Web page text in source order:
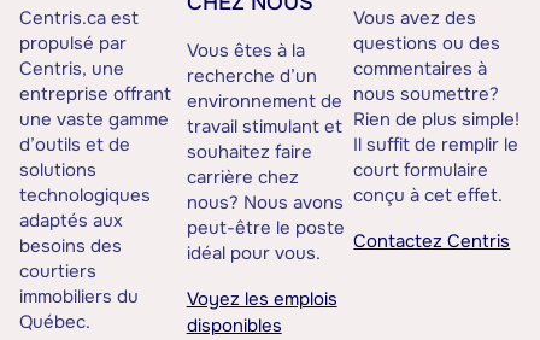
Centris.ca est
propulsé par
Centris, une
entreprise offrant
une vaste gamme
d’outils et de
solutions
technologiques
adaptés aux
besoins des
courtiers
immobiliers du
Québec.
Vous êtes à la
recherche d’un
environnement de
travail stimulant et
souhaitez faire
carrière chez
nous? Nous avons
peut-être le poste
idéal pour vous.
Voyez les emplois
disponibles
Vous avez des
questions ou des
commentaires à
nous soumettre?
Rien de plus simple!
Il suffit de remplir le
court formulaire
conçu à cet effet.
Contactez Centris